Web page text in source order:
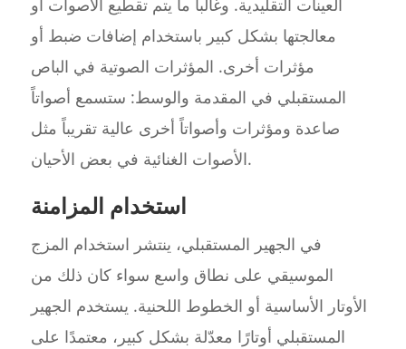
العينات التقليدية. وغالباً ما يتم تقطيع الأصوات أو
معالجتها بشكل كبير باستخدام إضافات ضبط أو
مؤثرات أخرى. المؤثرات الصوتية في الباص
المستقبلي في المقدمة والوسط: ستسمع أصواتاً
صاعدة ومؤثرات وأصواتاً أخرى عالية تقريباً مثل
الأصوات الغنائية في بعض الأحيان.
استخدام المزامنة
في الجهير المستقبلي، ينتشر استخدام المزج
الموسيقي على نطاق واسع سواء كان ذلك من
الأوتار الأساسية أو الخطوط اللحنية. يستخدم الجهير
المستقبلي أوتارًا معدّلة بشكل كبير، معتمدًا على